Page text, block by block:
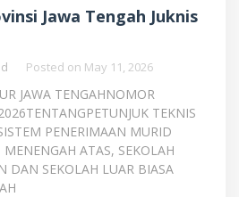
Jawa Tengah Juknis
Posted on May 11, 2026
JAWA TENGAHNOMOR
TEKNIS
PENERIMAAN MURID
ATAS, SEKOLAH
DAN SEKOLAH LUAR BIASA